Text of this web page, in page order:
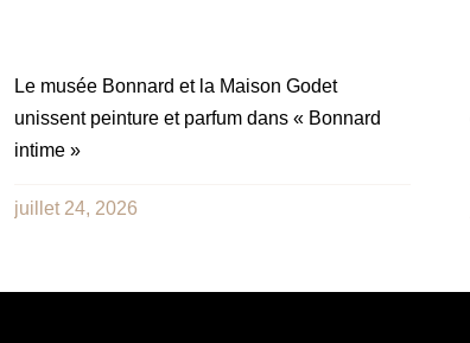
Le musée Bonnard et la Maison Godet
unissent peinture et parfum dans « Bonnard
intime »
juillet 24, 2026